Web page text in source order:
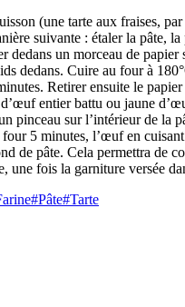
(une tarte aux fraises,
suivante : étaler la pâte, la
dedans un morceau de papier
dedans. Cuire au four à
Retirer ensuite le papier
entier battu ou jaune
pinceau sur l’intérieur de la
5 minutes, l’œuf en
de pâte. Cela permettra de
une fois la garniture versée
#Pâte#Tarte